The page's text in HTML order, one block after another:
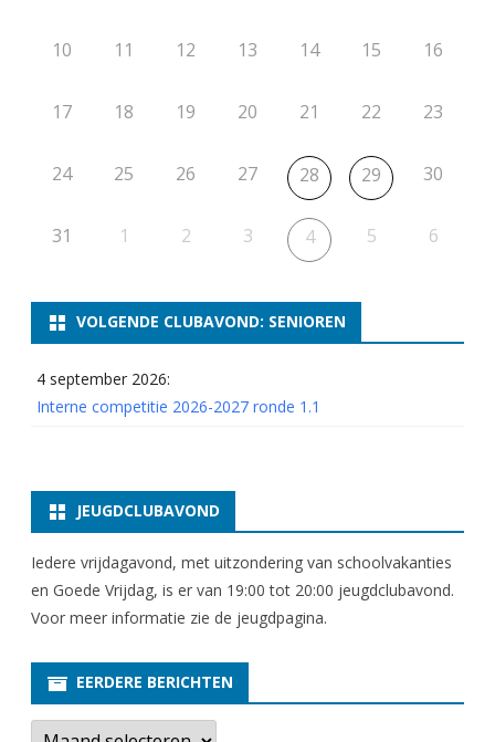
10 11 12 13 14 15 16
17 18 19 20 21 22 23
24 25 26 27 28 29 30
31 1 2 3 4 5 6
VOLGENDE CLUBAVOND: SENIOREN
4 september 2026:
Interne competitie 2026-2027 ronde 1.1
JEUGDCLUBAVOND
Iedere vrijdagavond, met uitzondering van schoolvakanties
en Goede Vrijdag, is er van 19:00 tot 20:00 jeugdclubavond.
Voor meer informatie zie de jeugdpagina.
EERDERE BERICHTEN
E